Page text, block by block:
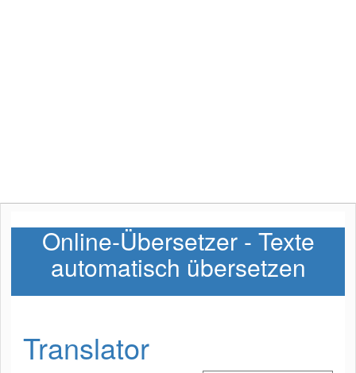
Online-Übersetzer - Texte
automatisch übersetzen
Translator